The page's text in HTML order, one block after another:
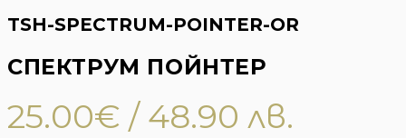
TSH-SPECTRUM-POINTER-OR
СПЕКТРУМ ПОЙНТЕР
25.00€ / 48.90 лв.